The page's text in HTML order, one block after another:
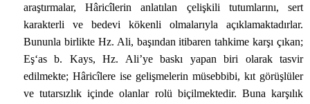
araştırmalar, Hâricîlerin anlatılan çelişkili tutumlarını, sert
karakterli ve bedevi kökenli olmalarıyla açıklamaktadırlar.
Bununla birlikte Hz. Ali, başından itibaren tahkime karşı çıkan;
Eş‘as b. Kays, Hz. Ali’ye baskı yapan biri olarak tasvir
edilmekte; Hâricîlere ise gelişmelerin müsebbibi, kıt görüşlüler
ve tutarsızlık içinde olanlar rolü biçilmektedir. Buna karşılık